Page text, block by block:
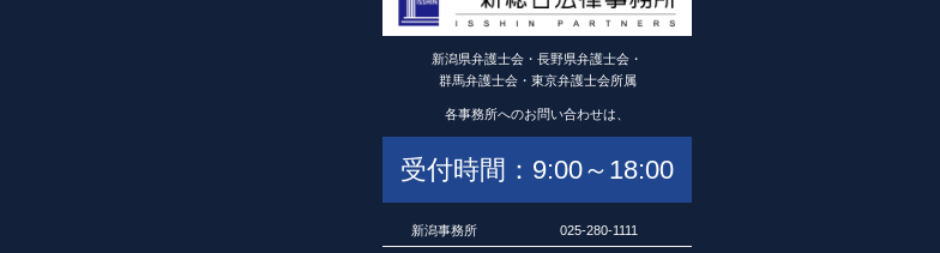
新潟県弁護士会・長野県弁護士会・
群馬弁護士会・東京弁護士会所属
各事務所へのお問い合わせは、
受付時間：9:00～18:00
新潟事務所 025-280-1111